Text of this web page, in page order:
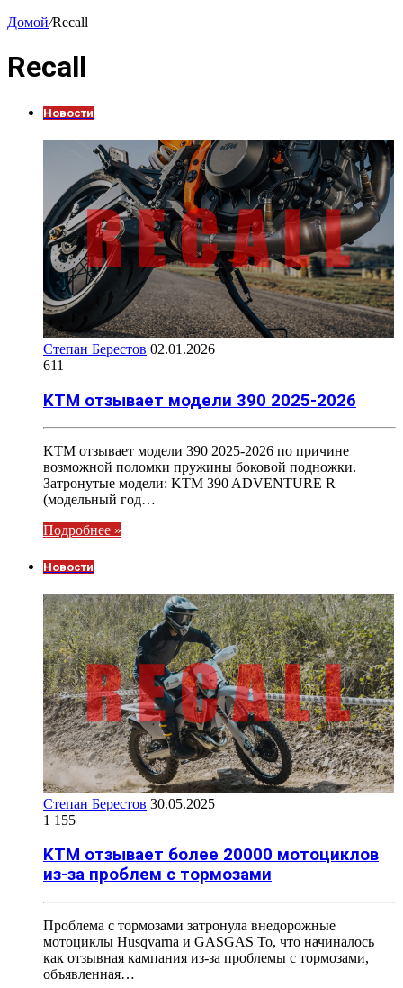
Домой/Recall
Recall
Новости
Степан Берестов 02.01.2026
611
KTM отзывает модели 390 2025-2026
KTM отзывает модели 390 2025-2026 по причине
возможной поломки пружины боковой подножки.
Затронутые модели: KTM 390 ADVENTURE R
(модельный год…
Подробнее »
Новости
Степан Берестов 30.05.2025
1 155
KTM отзывает более 20000 мотоциклов
из-за проблем с тормозами
Проблема с тормозами затронула внедорожные
мотоциклы Husqvarna и GASGAS То, что начиналось
как отзывная кампания из-за проблемы с тормозами,
объявленная…